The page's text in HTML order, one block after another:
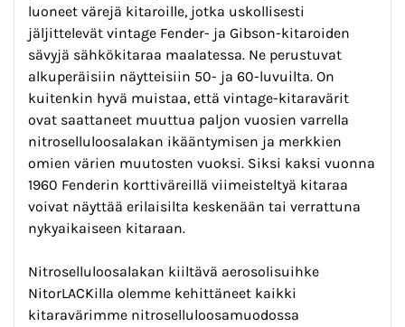
luoneet värejä kitaroille, jotka uskollisesti
jäljittelevät vintage Fender- ja Gibson-kitaroiden
sävyjä sähkökitaraa maalatessa. Ne perustuvat
alkuperäisiin näytteisiin 50- ja 60-luvuilta. On
kuitenkin hyvä muistaa, että vintage-kitaravärit
ovat saattaneet muuttua paljon vuosien varrella
nitroselluloosalakan ikääntymisen ja merkkien
omien värien muutosten vuoksi. Siksi kaksi vuonna
1960 Fenderin korttiväreillä viimeisteltyä kitaraa
voivat näyttää erilaisilta keskenään tai verrattuna
nykyaikaiseen kitaraan.
Nitroselluloosalakan kiiltävä aerosolisuihke
NitorLACKilla olemme kehittäneet kaikki
kitaravärimme nitroselluloosamuodossa